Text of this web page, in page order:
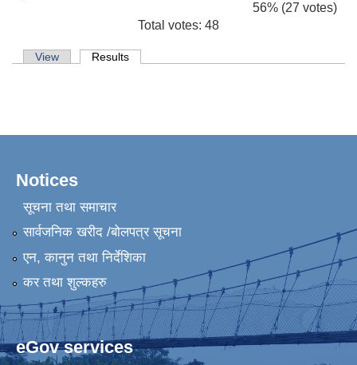
56% (27 votes)
Total votes: 48
Primary tabs
View Results
Notices
सूचना तथा समाचार
सार्वजनिक खरीद /बोलपत्र सूचना
एन, कानुन तथा निर्देशिका
कर तथा शुल्कहरु
eGov services